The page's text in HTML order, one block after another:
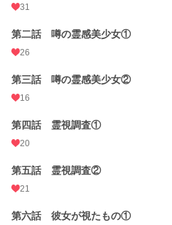
更新日時
2024.02.29 06:54
初回完結日時
週間ポイント 254 pt (21,766 位)
月間ポイント
年間ポイント 8,789 pt (33,865 位)
31
第二話 噂の霊感美少女①
26
第三話 噂の霊感美少女②
16
第四話 霊視調査①
20
第五話 霊視調査②
21
第六話 彼女が視たもの①